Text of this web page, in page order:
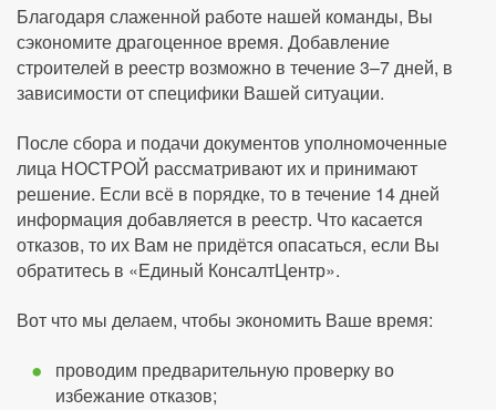
Благодаря слаженной работе нашей команды, Вы
сэкономите драгоценное время. Добавление
строителей в реестр возможно в течение 3–7 дней, в
зависимости от специфики Вашей ситуации.
После сбора и подачи документов уполномоченные
лица НОСТРОЙ рассматривают их и принимают
решение. Если всё в порядке, то в течение 14 дней
информация добавляется в реестр. Что касается
отказов, то их Вам не придётся опасаться, если Вы
обратитесь в «Единый КонсалтЦентр».
Вот что мы делаем, чтобы экономить Ваше время:
проводим предварительную проверку во
избежание отказов;